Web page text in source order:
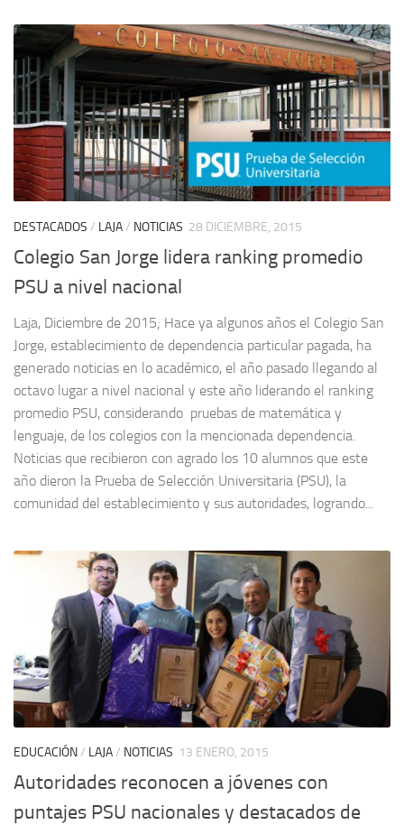
DESTACADOS / LAJA/ NOTICIAS 28 DICIEMBRE, 2015
Colegio San Jorge lidera ranking promedio
PSU a nivel nacional
Laja, Diciembre de 2015; Hace ya algunos años el Colegio San
Jorge, establecimiento de dependencia particular pagada, ha
generado noticias en lo académico, el año pasado llegando al
octavo lugar a nivel nacional y este año liderando el ranking
promedio PSU, considerando pruebas de matemática y
lenguaje, de los colegios con la mencionada dependencia.
Noticias que recibieron con agrado los 10 alumnos que este
año dieron la Prueba de Selección Universitaria (PSU), la
comunidad del establecimiento y sus autoridades, logrando...
EDUCACIÓN/ LAJA/ NOTICIAS 13 ENERO, 2015
Autoridades reconocen a jóvenes con
puntajes PSU nacionales y destacados de